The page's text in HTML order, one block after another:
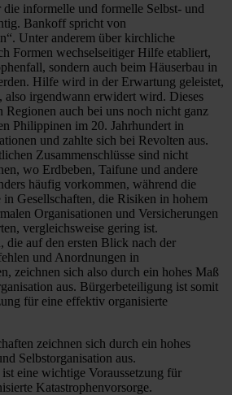
informelle und formelle Selbst- und
Bankoff spricht von
Unter anderem über kirchliche
Formen wechselseitiger Hilfe etabliert,
sondern auch beim Häuserbau in
Hilfe wird in der Erwartung geleistet,
also irgendwann erwidert wird. Dieses
Regionen auch bei uns noch nicht ganz
Philippinen im 20. Jahrhundert in
und zahlte sich bei Revolten aus.
Zusammenschlüsse sind nicht
wo Erdbeben, Taifune und andere
häufig vorkommen, während die
in Gesellschaften, die Risiken in hohem
Organisationen und Versicherungen
vergleichsweise gering ist.
die auf den ersten Blick nach der
und Anordnungen in
zeichnen sich also durch ein hohes Maß
aus. Bürgerbeteiligung ist somit
für eine effektiv organisierte
zeichnen sich durch ein hohes
Selbstorganisation aus.
eine wichtige Voraussetzung für
Katastrophenvorsorge.